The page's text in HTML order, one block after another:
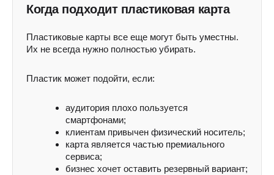
Когда подходит пластиковая карта
Пластиковые карты все еще могут быть уместны.
Их не всегда нужно полностью убирать.
Пластик может подойти, если:
аудитория плохо пользуется
смартфонами;
клиентам привычен физический носитель;
карта является частью премиального
сервиса;
бизнес хочет оставить резервный вариант;